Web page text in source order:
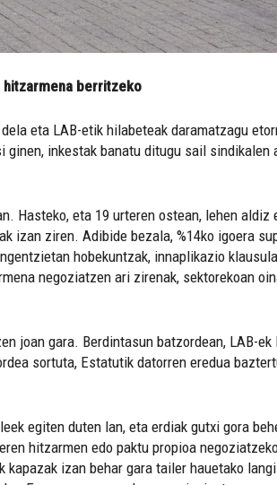
hitzarmena berritzeko
eta LAB-etik hilabeteak daramatzagu
inkestak banatu ditugu sail sindikalen
Hasteko, eta 19 urteren ostean, lehen
izan ziren. Adibide bezala, %14ko igoera
hobekuntzak, innaplikazio
negoziatzen ari zirenak, sektorekoan
joan gara. Berdintasun batzordean, LAB-
sortuta, Estatutik datorren eredua
egiten duten lan, eta erdiak gutxi gora
hitzarmen edo paktu propioa
izan behar gara tailer hauetako